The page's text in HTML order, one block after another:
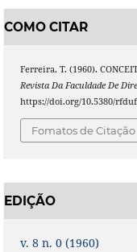
COMO CITAR
Ferreira, T. (1960).
Revista Da Faculdade De
https://doi.org/10.5380/
Fomatos de Citação
EDIÇÃO
v. 8 n. 0 (1960)